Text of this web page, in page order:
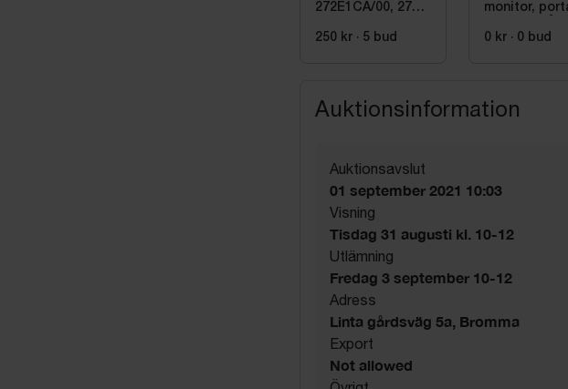
272E1CA/00, 27
250 kr · 5 bud
monitor,
0 kr · 0 bud
Auktionsinformation
Auktionsavslut
01 september 2021 10:03
Visning
Tisdag 31 augusti kl. 10-12
Utlämning
Fredag 3 september 10-12
Adress
Linta gårdsväg 5a, Bromma
Export
Not allowed